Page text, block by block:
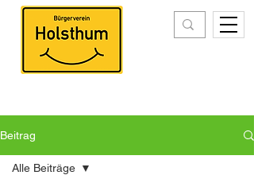
Beitrag
Alle Beiträge